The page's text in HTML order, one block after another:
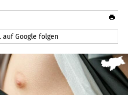
auf Google folgen